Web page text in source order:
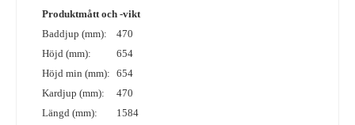
Produktmått och -vikt
Baddjup (mm):
470
Höjd (mm):
654
Höjd min (mm): 654
Kardjup (mm):
470
Längd (mm):
1584